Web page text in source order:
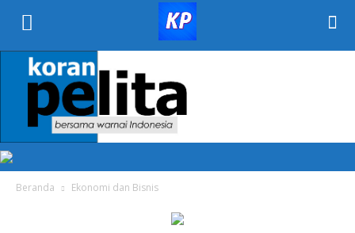
PELITA
Beranda Ekonomi dan Bisnis